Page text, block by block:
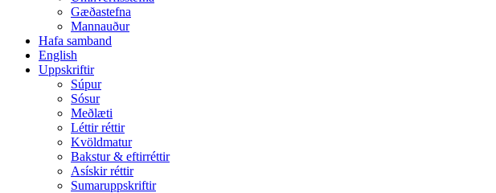
Gæðastefna
Mannauður
Hafa samband
English
Uppskriftir
Súpur
Sósur
Meðlæti
Léttir réttir
Kvöldmatur
Bakstur & eftirréttir
Asískir réttir
Sumaruppskriftir